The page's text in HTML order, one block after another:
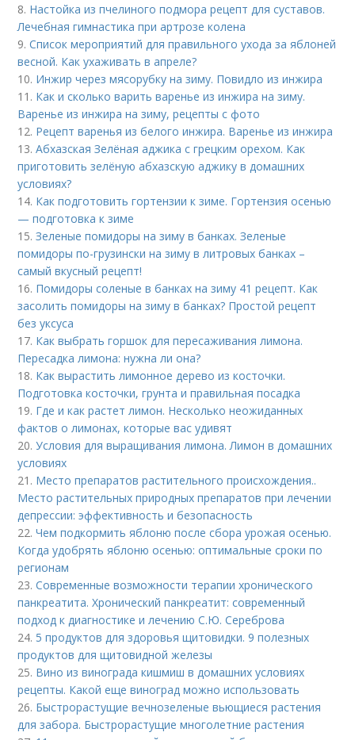
8. Настойка из пчелиного подмора рецепт для суставов.
Лечебная гимнастика при артрозе колена
9.Список мероприятий для правильного ухода за яблоней
весной. Как ухаживать в апреле?
10. Инжир через мясорубку на зиму. Повидло из инжира
11. Как и сколько варить варенье из инжира на зиму.
Варенье из инжира на зиму, рецепты с фото
12. Рецепт варенья из белого инжира. Варенье из инжира
13.Абхазская Зелёная аджика с грецким орехом. Как
приготовить зелёную абхазскую аджику в домашних
условиях?
14. Как подготовить гортензии к зиме. Гортензия осенью
— подготовка к зиме
15.Зеленые помидоры на зиму в банках. Зеленые
помидоры по-грузински на зиму в литровых банках –
самый вкусный рецепт!
16. Помидоры соленые в банках на зиму 41 рецепт. Как
засолить помидоры на зиму в банках? Простой рецепт
без уксуса
17. Как выбрать горшок для пересаживания лимона.
Пересадка лимона: нужна ли она?
18. Как вырастить лимонное дерево из косточки.
Подготовка косточки, грунта и правильная посадка
19. Где и как растет лимон. Несколько неожиданных
фактов о лимонах, которые вас удивят
20.Условия для выращивания лимона. Лимон в домашних
условиях
21. Место препаратов растительного происхождения..
Место растительных природных препаратов при лечении
депрессии: эффективность и безопасность
22.Чем подкормить яблоню после сбора урожая осенью.
Когда удобрять яблоню осенью: оптимальные сроки по
регионам
23.Современные возможности терапии хронического
панкреатита. Хронический панкреатит: современный
подход к диагностике и лечению С.Ю. Сереброва
24. 5 продуктов для здоровья щитовидки. 9 полезных
продуктов для щитовидной железы
25. Вино из винограда кишмиш в домашних условиях
рецепты. Какой еще виноград можно использовать
26. Быстрорастущие вечнозеленые вьющиеся растения
для забора. Быстрорастущие многолетние растения